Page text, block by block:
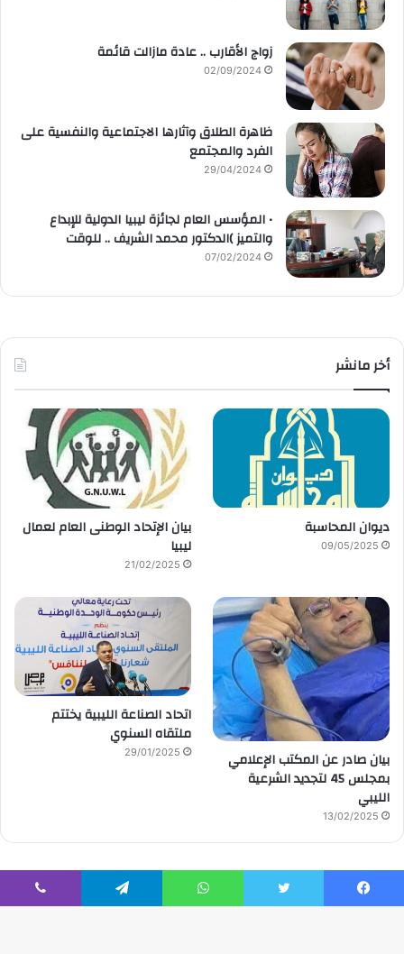
زواج الأقارب .. عادة مازالت قائمة
02/09/2024
ظاهرة الطلاق وآثارها الاجتماعية والنفسية على
الفرد والمجتمع
29/04/2024
• المؤسس العام لجائزة ليبيا الدولية للإبداع
والتميز )الدكتور محمد الشريف .. للوقت
07/02/2024
أخر مانشر
ديوان المحاسبة
09/05/2025
بيان الإتحاد الوطنى العام لعمال
ليبيا
21/02/2025
بيان صادر عن المكتب الإعلامي
بمجلس 45 لتجديد الشرعية
الليبي
13/02/2025
اتحاد الصناعة الليبية يختتم
ملتقاه السنوي
29/01/2025
فيسبوك تويتر واتساب تيلقرام ڤايبر